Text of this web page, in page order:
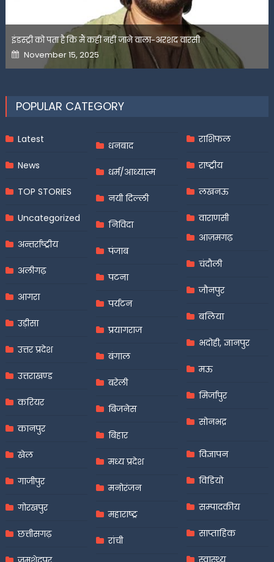
इंडस्ट्री को पता है कि मैं कहीं नहीं जाने वाला-अरशद वारसी
Posted
on
November 15, 2025
POPULAR CATEGORY
Latest
News
TOP STORIES
Uncategorized
अन्तर्राष्ट्रीय
अलीगढ़
आगरा
उड़ीसा
उत्तर प्रदेश
उत्तराखण्ड
करियर
कानपुर
खेल
गाजीपुर
गोरखपुर
छत्तीसगढ़
धनबाद
धर्म/आध्यात्म
नयी दिल्ली
निविदा
पंजाब
पटना
पर्यटन
प्रयागराज
बंगाल
बरेली
बिजनेस
बिहार
मध्य प्रदेश
मनोरंजन
महाराष्ट्र
रांची
राशिफल
राष्ट्रीय
लखनऊ
वाराणसी
आज़मगढ़
चंदौली
जौनपुर
बलिया
भदोही, ज्ञानपुर
मऊ
मिर्जापुर
सोनभद्र
विज्ञापन
विडियो
सम्पादकीय
साप्ताहिक
स्वास्थ्य